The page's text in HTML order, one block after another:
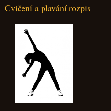
Cvičení a plavání rozpis